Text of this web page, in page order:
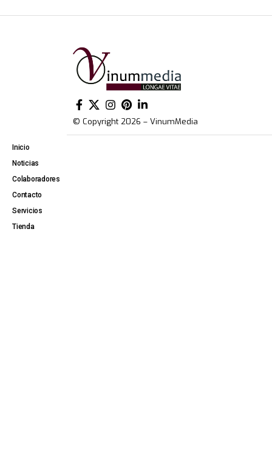
© Copyright 2026 – VinumMedia
Inicio
Noticias
Colaboradores
Contacto
Servicios
Tienda